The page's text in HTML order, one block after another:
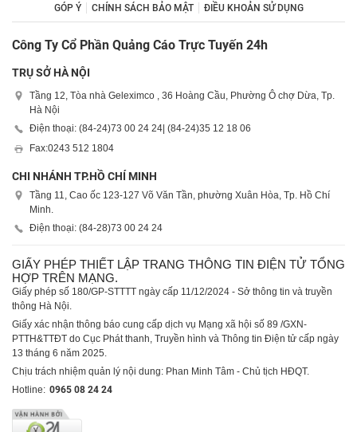
GÓP Ý CHÍNH SÁCH BẢO MẬT ĐIỀU KHOẢN SỬ DỤNG
Công Ty Cổ Phần Quảng Cáo Trực Tuyến 24h
TRỤ SỞ HÀ NỘI
Tầng 12, Tòa nhà Geleximco , 36 Hoàng Cầu, Phường Ô chợ Dừa, Tp.
Hà Nội
Điện thoại: (84-24)73 00 24 24| (84-24)35 12 18 06
Fax:0243 512 1804
CHI NHÁNH TP.HỒ CHÍ MINH
Tầng 11, Cao ốc 123-127 Võ Văn Tần, phường Xuân Hòa, Tp. Hồ Chí
Minh.
Điện thoại: (84-28)73 00 24 24
GIẤY PHÉP THIẾT LẬP TRANG THÔNG TIN ĐIỆN TỬ TỔNG
HỢP TRÊN MẠNG.
Giấy phép số 180/GP-STTTT ngày cấp 11/12/2024 - Sở thông tin và truyền
thông Hà Nội.
Giấy xác nhận thông báo cung cấp dịch vụ Mạng xã hội số 89 /GXN-
PTTH&TTĐT do Cục Phát thanh, Truyền hình và Thông tin Điện tử cấp ngày
13 tháng 6 năm 2025.
Chịu trách nhiệm quản lý nội dung: Phan Minh Tâm - Chủ tịch HĐQT.
Hotline: 0965 08 24 24